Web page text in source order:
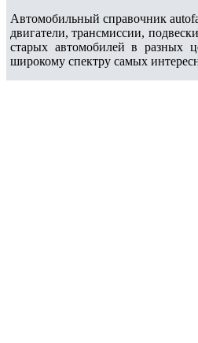
Автомобильный справочник
двигатели, трансмиссии,
старых автомобилей в разных
широкому спектру самых